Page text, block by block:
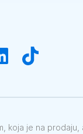
koja je na